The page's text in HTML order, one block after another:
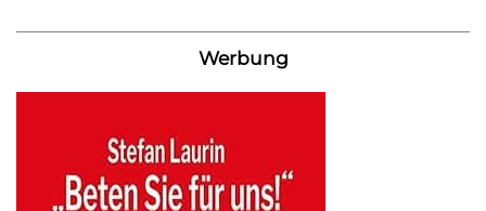
Werbung